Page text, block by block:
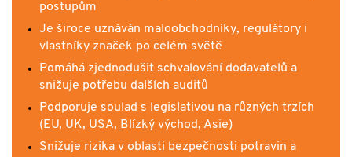
postupům
Je široce uznáván maloobchodníky, regulátory i
vlastníky značek po celém světě
Pomáhá zjednodušit schvalování dodavatelů a
snižuje potřebu dalších auditů
Podporuje soulad s legislativou na různých trzích
(EU, UK, USA, Blízký východ, Asie)
Snižuje rizika v oblasti bezpečnosti potravin a